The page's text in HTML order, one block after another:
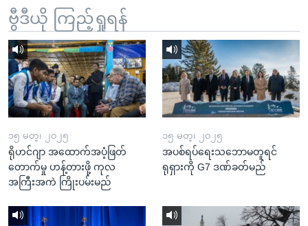
ဗွီဒီယို ကြည့်ရှုရန်
၁၅ မတ္၊ ၂၀၂၅
ရိုဟင်ဂျာ အထောက်အပံ့ဖြတ်
တောက်မှု ဟန့်တားဖို့ ကုလ
အကြီးအကဲ ကြိုးပမ်းမည်
၁၅ မတ္၊ ၂၀၂၅
အပစ်ရပ်ရေးသဘောမတူရင်
ရုရှားကို G7 ဒဏ်ခတ်မည်